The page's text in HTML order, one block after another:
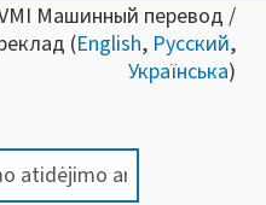
Машинный перевод /
(English, Русский,
Українська)